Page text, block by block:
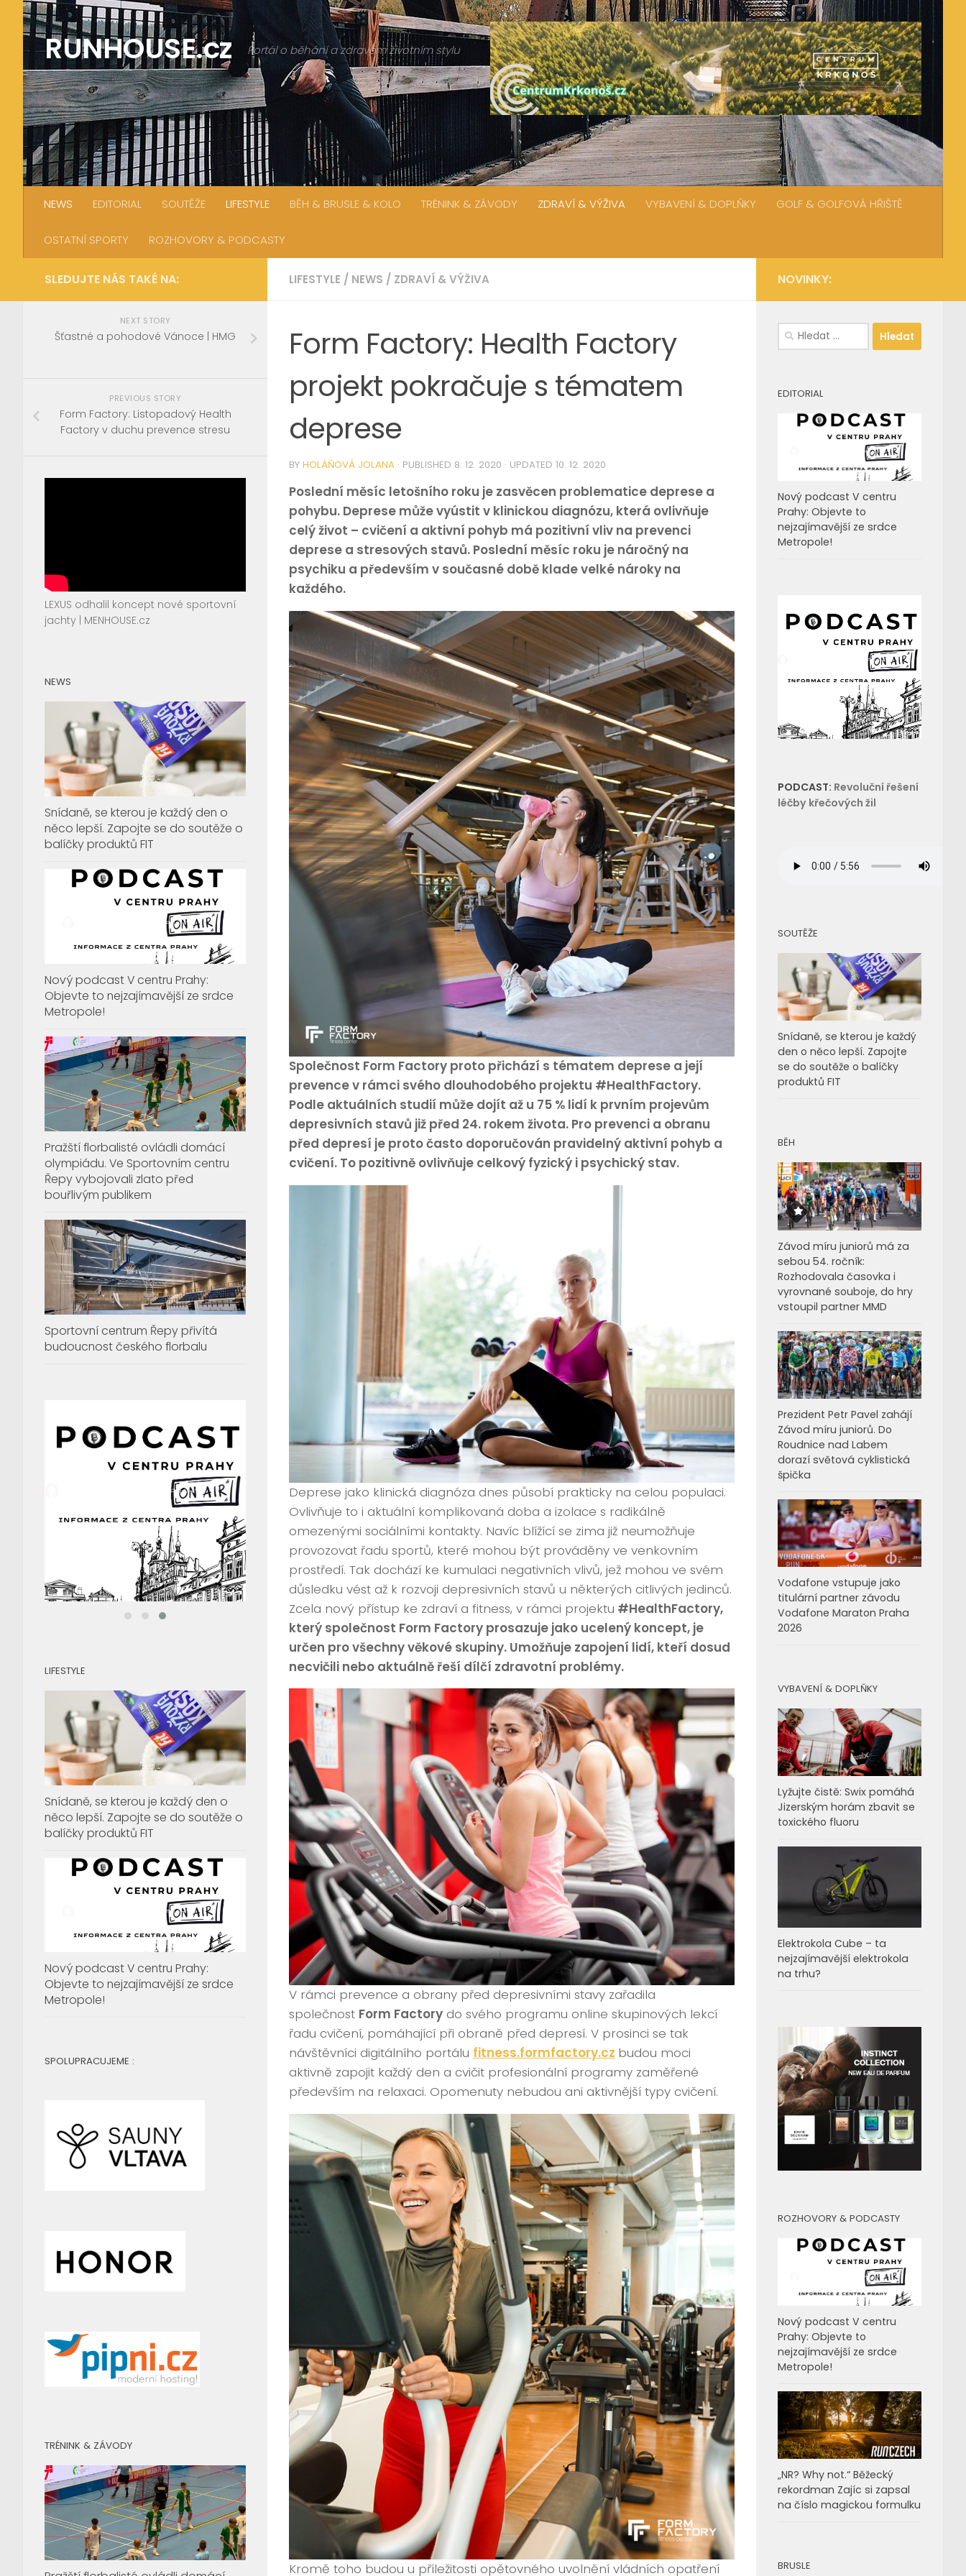
Skip to content
RUNHOUSE.cz Portál o běhání a zdravém životním stylu
NEWS EDITORIAL SOUTĚŽE LIFESTYLE BĚH & BRUSLE & KOLO TRÉNINK & ZÁVODY ZDRAVÍ & VÝŽIVA VYBAVENÍ & DOPLŇKY GOLF & GOLFOVÁ HŘIŠTĚ
OSTATNÍ SPORTY ROZHOVORY & PODCASTY
LIFESTYLE / NEWS / ZDRAVÍ & VÝŽIVA
Form Factory: Health Factory
projekt pokračuje s tématem
deprese
BY HOLÁŇOVÁ JOLANA · PUBLISHED 8. 12. 2020 · UPDATED 10. 12. 2020
Poslední měsíc letošního roku je zasvěcen problematice deprese a
pohybu. Deprese může vyústit v klinickou diagnózu, která ovlivňuje
celý život – cvičení a aktivní pohyb má pozitivní vliv na prevenci
deprese a stresových stavů. Poslední měsíc roku je náročný na
psychiku a především v současné době klade velké nároky na
každého.
Společnost Form Factory proto přichází s tématem deprese a její
prevence v rámci svého dlouhodobého projektu #HealthFactory.
Podle aktuálních studií může dojít až u 75 % lidí k prvním projevům
depresivních stavů již před 24. rokem života. Pro prevenci a obranu
před depresí je proto často doporučován pravidelný aktivní pohyb a
cvičení. To pozitivně ovlivňuje celkový fyzický i psychický stav.
Deprese jako klinická diagnóza dnes působí prakticky na celou populaci.
Ovlivňuje to i aktuální komplikovaná doba a izolace s radikálně
omezenými sociálními kontakty. Navíc blížící se zima již neumožňuje
provozovat řadu sportů, které mohou být prováděny ve venkovním
prostředí. Tak dochází ke kumulaci negativních vlivů, jež mohou ve svém
důsledku vést až k rozvoji depresivních stavů u některých citlivých jedinců.
Zcela nový přístup ke zdraví a fitness, v rámci projektu #HealthFactory,
který společnost Form Factory prosazuje jako ucelený koncept, je
určen pro všechny věkové skupiny. Umožňuje zapojení lidí, kteří dosud
necvičili nebo aktuálně řeší dílčí zdravotní problémy.
V rámci prevence a obrany před depresivními stavy zařadila
společnost Form Factory do svého programu online skupinových lekcí
řadu cvičení, pomáhající při obraně před depresí. V prosinci se tak
návštěvníci digitálního portálu fitness.formfactory.cz budou moci
aktivně zapojit každý den a cvičit profesionální programy zaměřené
především na relaxaci. Opomenuty nebudou ani aktivnější typy cvičení.
Kromě toho budou u příležitosti opětovného uvolnění vládních opatření
SLEDUJTE NÁS TAKÉ NA:
NEXT STORY
Šťastné a pohodové Vánoce | HMG
PREVIOUS STORY
Form Factory: Listopadový Health
Factory v duchu prevence stresu
LEXUS odhalil koncept nové sportovní
jachty | MENHOUSE.cz
NEWS
Snídaně, se kterou je každý den o
něco lepší. Zapojte se do soutěže o
balíčky produktů FIT
Nový podcast V centru Prahy:
Objevte to nejzajímavější ze srdce
Metropole!
Pražští florbalisté ovládli domácí
olympiádu. Ve Sportovním centru
Řepy vybojovali zlato před
bouřlivým publikem
Sportovní centrum Řepy přivítá
budoucnost českého florbalu
LIFESTYLE
Snídaně, se kterou je každý den o
něco lepší. Zapojte se do soutěže o
balíčky produktů FIT
Nový podcast V centru Prahy:
Objevte to nejzajímavější ze srdce
Metropole!
SPOLUPRACUJEME :
TRÉNINK & ZÁVODY
NOVINKY:
Vyhledávání
EDITORIAL
Nový podcast V centru
Prahy: Objevte to
nejzajímavější ze srdce
Metropole!
PODCAST: Revoluční řešení
léčby křečových žil
SOUTĚŽE
Snídaně, se kterou je každý
den o něco lepší. Zapojte
se do soutěže o balíčky
produktů FIT
BĚH
Závod míru juniorů má za
sebou 54. ročník:
Rozhodovala časovka i
vyrovnané souboje, do hry
vstoupil partner MMD
Prezident Petr Pavel zahájí
Závod míru juniorů. Do
Roudnice nad Labem
dorazí světová cyklistická
špička
Vodafone vstupuje jako
titulární partner závodu
Vodafone Maraton Praha
2026
VYBAVENÍ & DOPLŇKY
Lyžujte čistě: Swix pomáhá
Jizerským horám zbavit se
toxického fluoru
Elektrokola Cube – ta
nejzajímavější elektrokola
na trhu?
ROZHOVORY & PODCASTY
Nový podcast V centru
Prahy: Objevte to
nejzajímavější ze srdce
Metropole!
„NR? Why not.“ Běžecký
rekordman Zajíc si zapsal
na číslo magickou formulku
BRUSLE